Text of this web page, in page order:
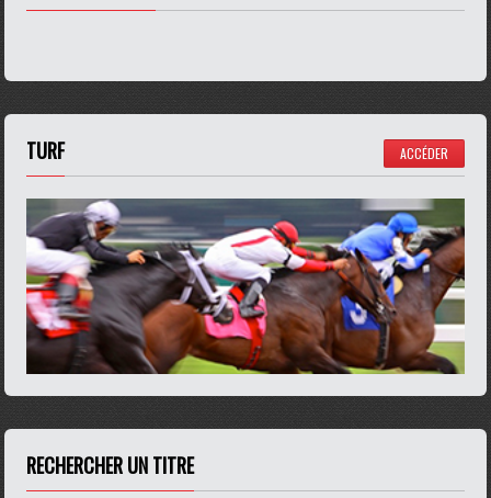
TURF ACCÉDER
RECHERCHER UN TITRE